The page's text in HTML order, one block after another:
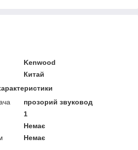
Kenwood
Китай
прозорий звуковод
1
Немає
Немає